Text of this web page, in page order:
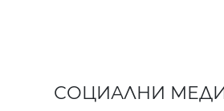
СОЦИАЛНИ